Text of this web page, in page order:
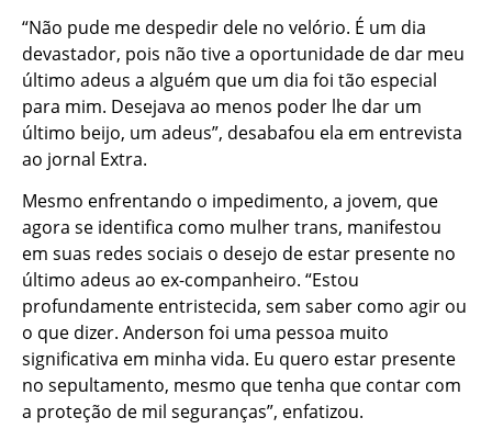
“Não pude me despedir dele no velório. É um dia
devastador, pois não tive a oportunidade de dar meu
último adeus a alguém que um dia foi tão especial
para mim. Desejava ao menos poder lhe dar um
último beijo, um adeus”, desabafou ela em entrevista
ao jornal Extra.
Mesmo enfrentando o impedimento, a jovem, que
agora se identifica como mulher trans, manifestou
em suas redes sociais o desejo de estar presente no
último adeus ao ex-companheiro. “Estou
profundamente entristecida, sem saber como agir ou
o que dizer. Anderson foi uma pessoa muito
significativa em minha vida. Eu quero estar presente
no sepultamento, mesmo que tenha que contar com
a proteção de mil seguranças”, enfatizou.